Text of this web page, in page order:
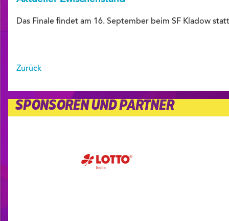
Das Finale findet am 16. September beim SF Kladow
Zurück
SPONSOREN UND PARTNER